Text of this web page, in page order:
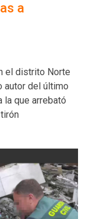
a
el distrito Norte
autor del último
la que arrebató